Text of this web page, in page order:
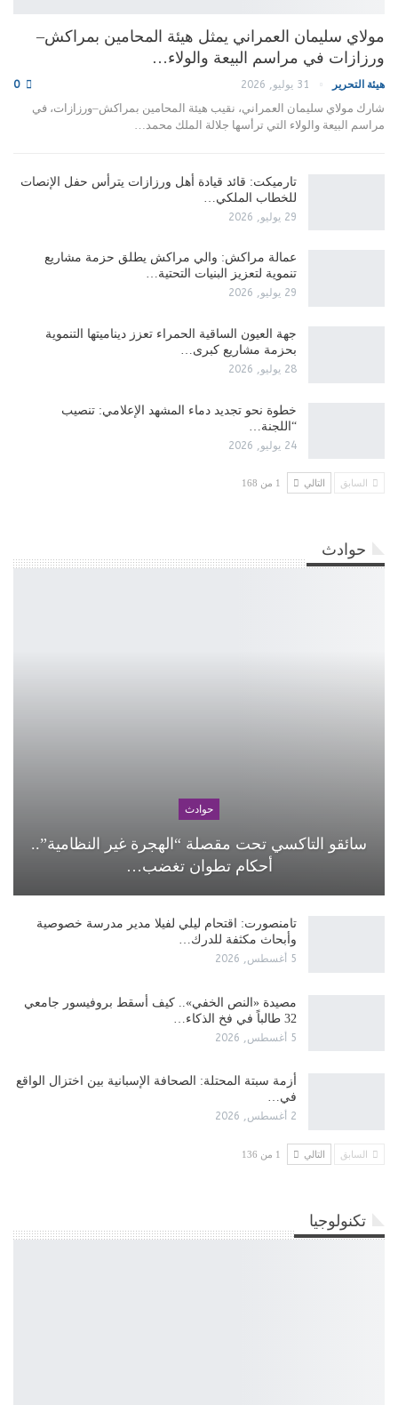
مولاي سليمان العمراني يمثل هيئة المحامين بمراكش–
ورزازات في مراسم البيعة والولاء…
هيئة التحرير 31 يوليو, 2026 0
شارك مولاي سليمان العمراني، نقيب هيئة المحامين بمراكش–ورزازات، في
مراسم البيعة والولاء التي ترأسها جلالة الملك محمد…
تارميكت: قائد قيادة أهل ورزازات يترأس حفل الإنصات
للخطاب الملكي…
29 يوليو, 2026
عمالة مراكش: والي مراكش يطلق حزمة مشاريع
تنموية لتعزيز البنيات التحتية…
29 يوليو, 2026
جهة العيون الساقية الحمراء تعزز ديناميتها التنموية
بحزمة مشاريع كبرى…
28 يوليو, 2026
​خطوة نحو تجديد دماء المشهد الإعلامي: تنصيب
“اللجنة…
24 يوليو, 2026
السابق التالي 1 من 168
حوادث
حوادث
سائقو التاكسي تحت مقصلة “الهجرة غير النظامية”..
أحكام تطوان تغضب…
تامنصورت: اقتحام ليلي لفيلا مدير مدرسة خصوصية
وأبحاث مكثفة للدرك…
5 أغسطس, 2026
مصيدة «النص الخفي».. كيف أسقط بروفيسور جامعي
32 طالباً في فخ الذكاء…
5 أغسطس, 2026
أزمة سبتة المحتلة: الصحافة الإسبانية بين اختزال الواقع
في…
2 أغسطس, 2026
السابق التالي 1 من 136
تكنولوجيا